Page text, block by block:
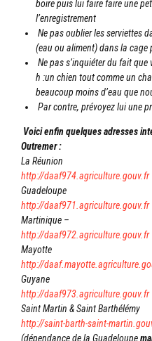
boire puis lui faire faire une
l’enregistrement
Ne pas oublier les serviettes
(eau ou aliment) dans la cage
Ne pas s’inquiéter du fait
h :un chien tout comme un
beaucoup moins d’eau que
Par contre, prévoyez lui une
Voici enfin quelques adresses
Outremer :
La Réunion
http://daaf974.agriculture. gouv.fr
Guadeloupe
http://daaf971.agriculture. gouv.fr
Martinique –
http://daaf972.agriculture. gouv.fr
Mayotte
http://
Guyane
http://daaf973.agriculture. gouv.fr
Saint Martin & Saint Barthélémy
http://saint-barth-saint-
(dépendance de la Guadeloupe